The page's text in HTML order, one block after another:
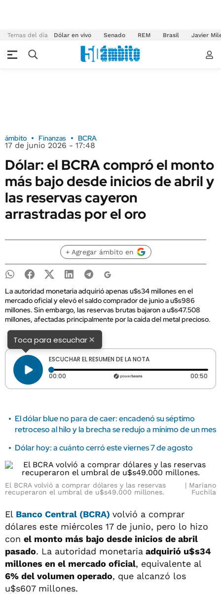
Temas del día Dólar en vivo Senado REM Brasil Javier
ámbito Finanzas BCRA
17 de junio 2026 - 17:48
Dólar: el BCRA compró el monto
más bajo desde inicios de abril y
las reservas cayeron
arrastradas por el oro
+ Agregar ámbito en
La autoridad monetaria adquirió apenas u$s34 millones en el
mercado oficial y elevó el saldo comprador de junio a u$s986
millones. Sin embargo, las reservas brutas bajaron a u$s47.508
millones, afectadas principalmente por la caída del metal precioso.
Toca para escuchar×
ESCUCHAR EL RESUMEN DE LA NOTA
00:00 Tiempo transcurrido: 0 segundos 00:50
El dólar blue no para de caer: encadenó su séptimo
retroceso al hilo y la brecha se redujo a mínimo de un mes
Dólar hoy: a cuánto cerró este viernes 7 de agosto
El BCRA volvió a comprar dólares y las reservas
recuperaron el umbral de u$s49.000 millones.
Mariano
Fuchila
El Banco Central (BCRA) volvió a comprar
dólares este miércoles 17 de junio, pero lo hizo
con el monto más bajo desde inicios de abril
pasado. La autoridad monetaria adquirió u$s34
millones en el mercado oficial, equivalente al
6% del volumen operado, que alcanzó los
u$s607 millones.